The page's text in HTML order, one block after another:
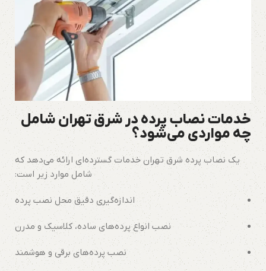
خدمات نصاب پرده در شرق تهران شامل
چه مواردی می‌شود؟
یک نصاب پرده شرق تهران خدمات گسترده‌ای ارائه می‌دهد که
شامل موارد زیر است:
اندازه‌گیری دقیق محل نصب پرده
نصب انواع پرده‌های ساده، کلاسیک و مدرن
نصب پرده‌های برقی و هوشمند